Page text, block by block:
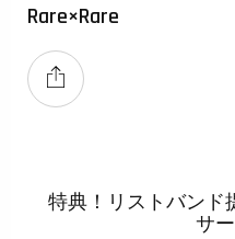
Rare×Rare
特典！リストバンド
サ